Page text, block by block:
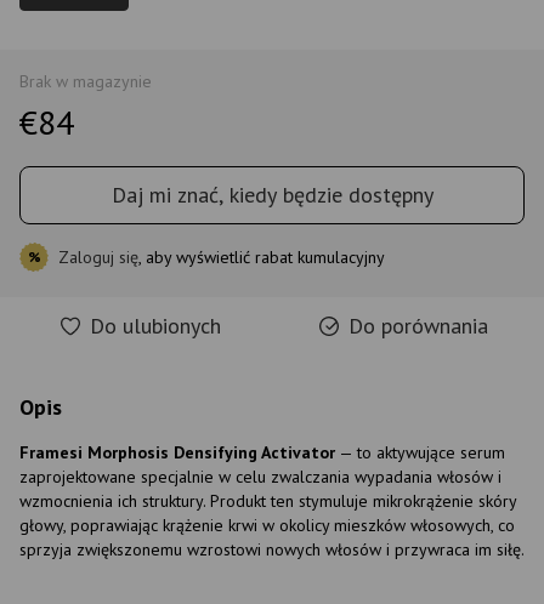
Brak w magazynie
€84
Daj mi znać, kiedy będzie dostępny
% Zaloguj się , aby wyświetlić rabat kumulacyjny
Do ulubionych Do porównania
Opis
Framesi Morphosis Densifying Activator — to aktywujące serum
zaprojektowane specjalnie w celu zwalczania wypadania włosów i
wzmocnienia ich struktury. Produkt ten stymuluje mikrokrążenie skóry
głowy, poprawiając krążenie krwi w okolicy mieszków włosowych, co
sprzyja zwiększonemu wzrostowi nowych włosów i przywraca im siłę.